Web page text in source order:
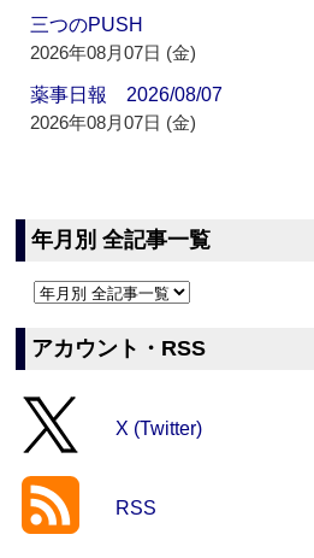
三つのPUSH
2026年08月07日 (金)
薬事日報 2026/08/07
2026年08月07日 (金)
年月別 全記事一覧
アカウント・RSS
X (Twitter)
RSS